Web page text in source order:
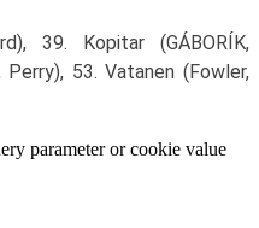
39. Kopitar (GÁBORÍK,
53. Vatanen (Fowler,